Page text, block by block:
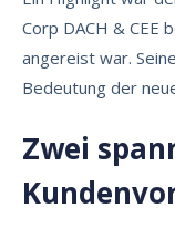
Corp DACH & CEE
angereist war.
Bedeutung der
Zwei